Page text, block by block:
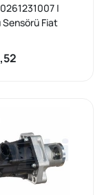
|
Fiat
Frontera